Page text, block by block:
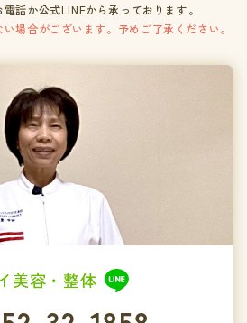
話か公式LINEから承っております。
場合がございます。予めご了承ください。
美容・整体